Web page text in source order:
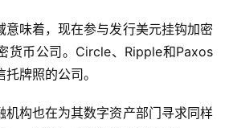
意味着，现在参与发行美元挂钩加密
货币公司。Circle、Ripple和Paxos
牌照的公司。
机构也在为其数字资产部门寻求同样